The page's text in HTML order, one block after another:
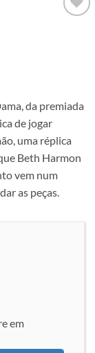
da premiada
de jogar
uma réplica
Beth Harmon
vem num
as peças.
em